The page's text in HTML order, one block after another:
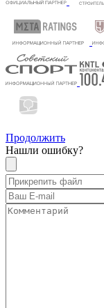
Продолжить
Нашли ошибку?